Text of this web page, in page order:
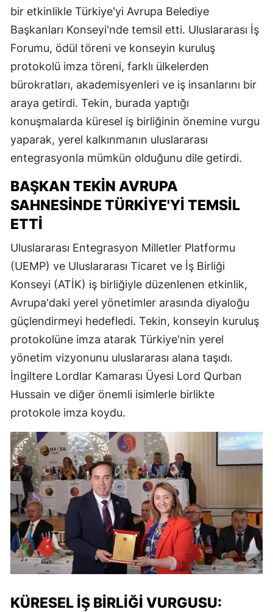
bir etkinlikle Türkiye'yi Avrupa Belediye
Başkanları Konseyi'nde temsil etti. Uluslararası İş
Forumu, ödül töreni ve konseyin kuruluş
protokolü imza töreni, farklı ülkelerden
bürokratları, akademisyenleri ve iş insanlarını bir
araya getirdi. Tekin, burada yaptığı
konuşmalarda küresel iş birliğinin önemine vurgu
yaparak, yerel kalkınmanın uluslararası
entegrasyonla mümkün olduğunu dile getirdi.
BAŞKAN TEKIN AVRUPA
SAHNESINDE TÜRKIYE'YI TEMSIL
ETTI
Uluslararası Entegrasyon Milletler Platformu
(UEMP) ve Uluslararası Ticaret ve İş Birliği
Konseyi (ATİK) iş birliğiyle düzenlenen etkinlik,
Avrupa'daki yerel yönetimler arasında diyaloğu
güçlendirmeyi hedefledi. Tekin, konseyin kuruluş
protokolüne imza atarak Türkiye'nin yerel
yönetim vizyonunu uluslararası alana taşıdı.
İngiltere Lordlar Kamarası Üyesi Lord Qurban
Hussain ve diğer önemli isimlerle birlikte
protokole imza koydu.
KÜRESEL İŞ BIRLIĞI VURGUSU: